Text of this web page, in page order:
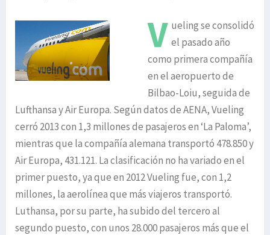
V ueling se consolidó
el pasado año
como primera compañía
en el aeropuerto de
Bilbao-Loiu, seguida de
Lufthansa y Air Europa. Según datos de AENA, Vueling
cerró 2013 con 1,3 millones de pasajeros en ‘La Paloma’,
mientras que la compañía alemana transportó 478.850 y
Air Europa, 431.121. La clasificación no ha variado en el
primer puesto, ya que en 2012 Vueling fue, con 1,2
millones, la aerolínea que más viajeros transportó.
Luthansa, por su parte, ha subido del tercero al
segundo puesto, con unos 28.000 pasajeros más que el